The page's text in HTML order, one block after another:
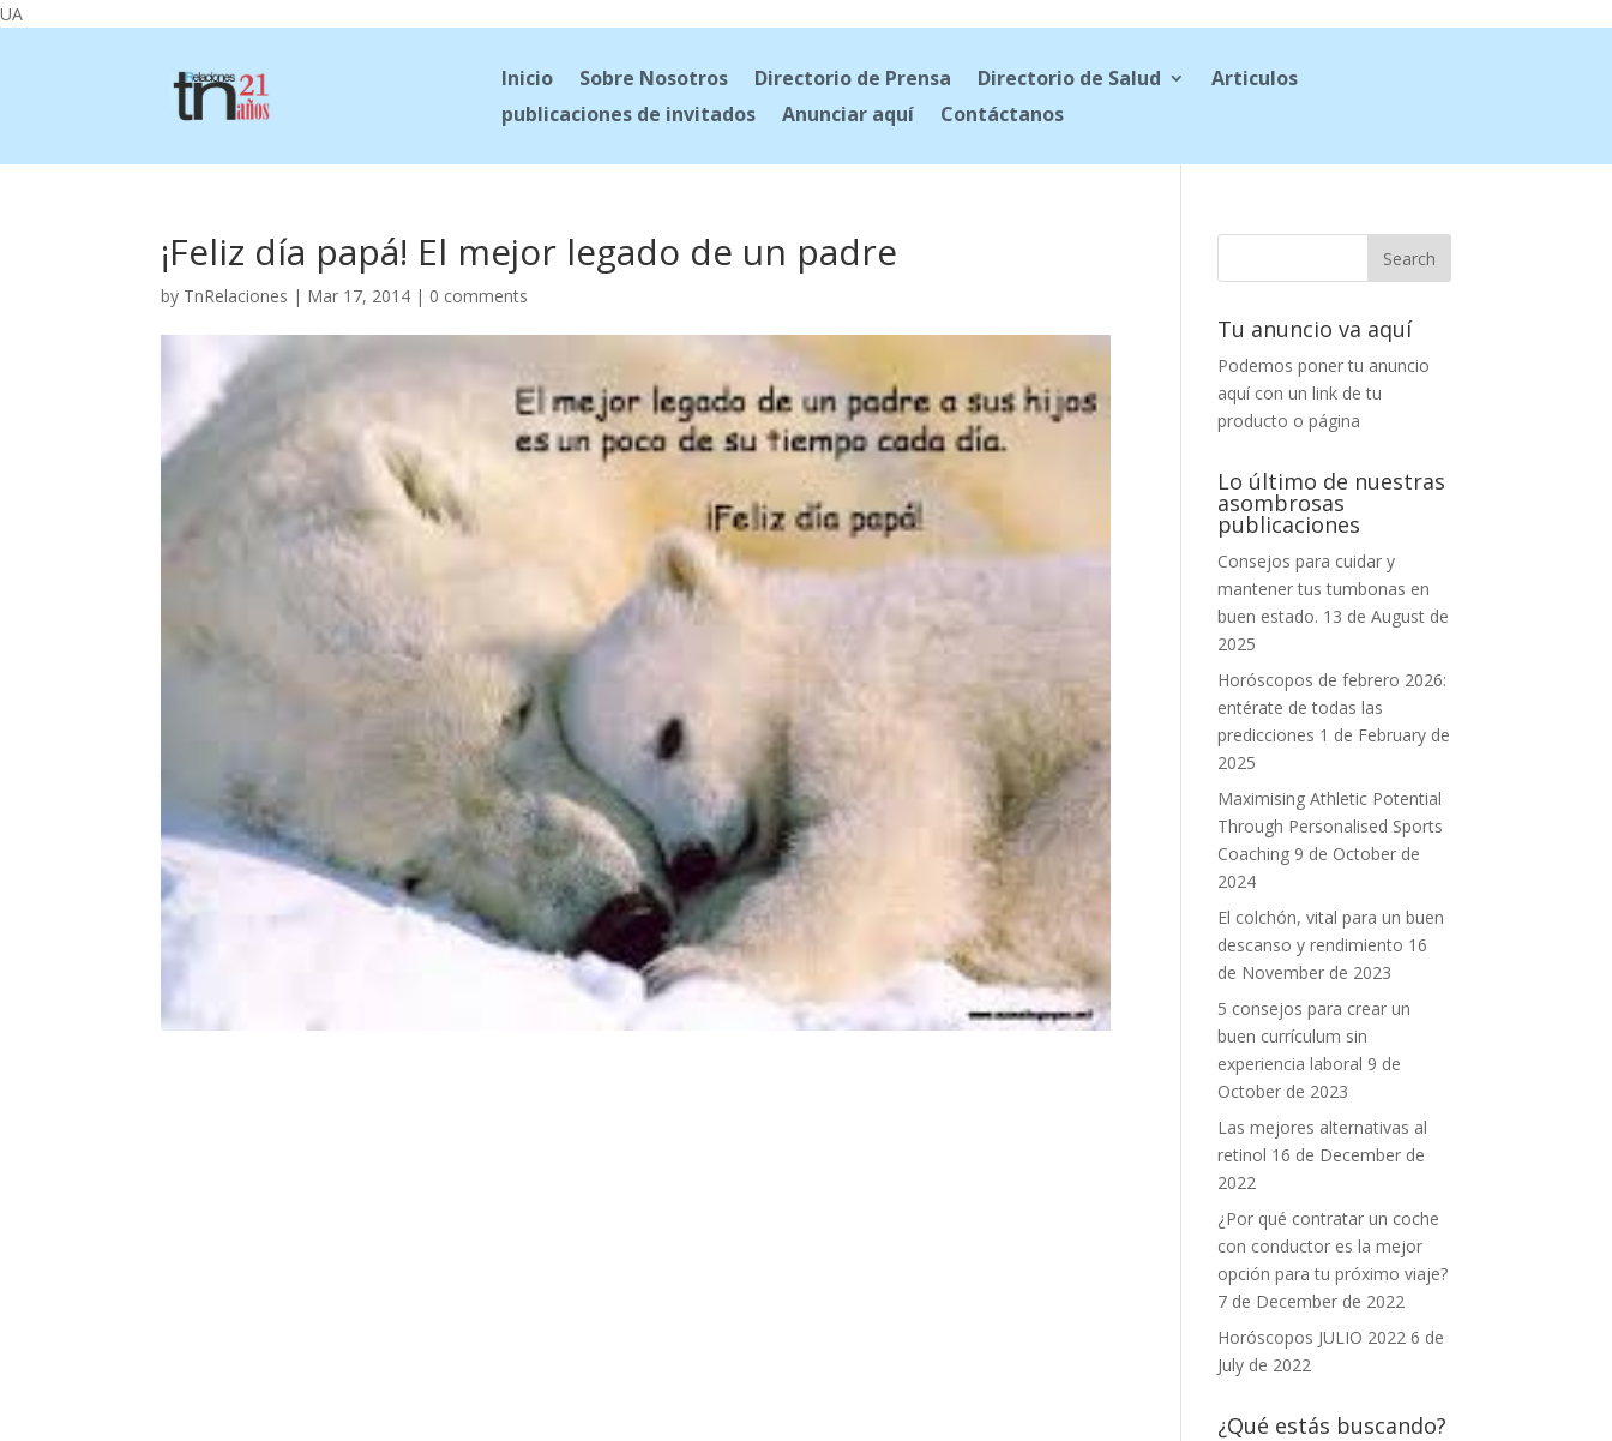
UA
Inicio Sobre Nosotros Directorio de Prensa Directorio de Salud
Articulos
publicaciones de invitados
Anunciar aquí Contáctanos
¡Feliz día papá! El mejor legado de un padre
by TnRelaciones | Mar 17, 2014 | 0 comments
Tu anuncio va aquí
Podemos poner tu anuncio
aquí con un link de tu
producto o página
Lo último de nuestras
asombrosas
publicaciones
Consejos para cuidar y
mantener tus tumbonas en
buen estado. 13 de August de
2025
Horóscopos de febrero 2026:
entérate de todas las
predicciones 1 de February de
2025
Maximising Athletic Potential
Through Personalised Sports
Coaching 9 de October de
2024
El colchón, vital para un buen
descanso y rendimiento 16
de November de 2023
5 consejos para crear un
buen currículum sin
experiencia laboral 9 de
October de 2023
Las mejores alternativas al
retinol 16 de December de
2022
¿Por qué contratar un coche
con conductor es la mejor
opción para tu próximo viaje?
7 de December de 2022
Horóscopos JULIO 2022 6 de
July de 2022
¿Qué estás buscando?